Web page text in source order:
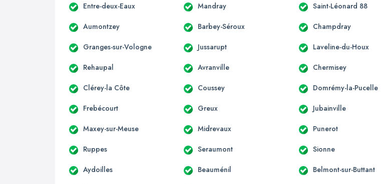
Entre-deux-Eaux Mandray Saint-Léonard 88
Aumontzey Barbey-Séroux Champdray
Granges-sur-Vologne Jussarupt Laveline-du-Houx
Rehaupal Avranville Chermisey
Clérey-la Côte Coussey Domrémy-la-Pucelle
Frebécourt Greux Jubainville
Maxey-sur-Meuse Midrevaux Punerot
Ruppes Seraumont Sionne
Aydoilles Beauménil Belmont-sur-Buttant